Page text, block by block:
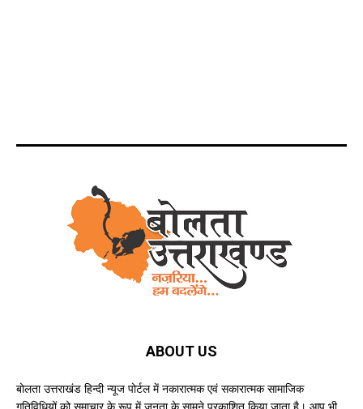
ABOUT US
बोलता उत्तराखंड हिन्दी न्यूज पोर्टल में नकारात्मक एवं सकारात्मक सामाजिक